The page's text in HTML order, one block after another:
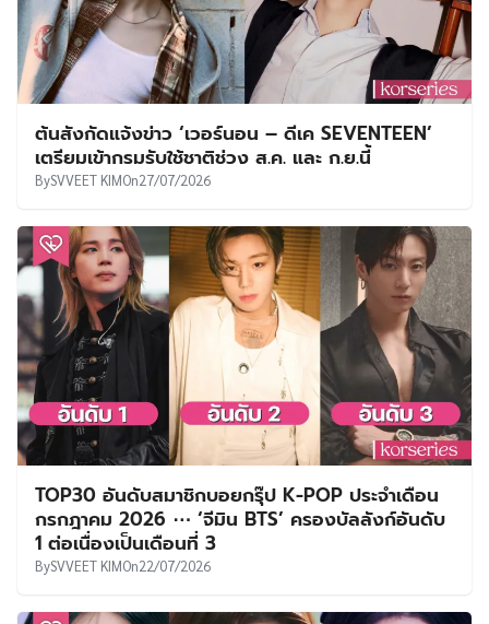
ต้นสังกัดแจ้งข่าว ‘เวอร์นอน – ดีเค SEVENTEEN’
เตรียมเข้ากรมรับใช้ชาติช่วง ส.ค. และ ก.ย.นี้
BySVVEET KIMOn27/07/2026
TOP30 อันดับสมาชิกบอยกรุ๊ป K-POP ประจำเดือน
กรกฎาคม 2026 ⋯ ‘จีมิน BTS’ ครองบัลลังก์อันดับ
1 ต่อเนื่องเป็นเดือนที่ 3
BySVVEET KIMOn22/07/2026